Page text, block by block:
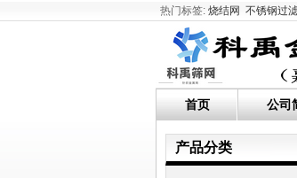
热门标签: 烧结网 不锈钢过
首页 公司
产品分类